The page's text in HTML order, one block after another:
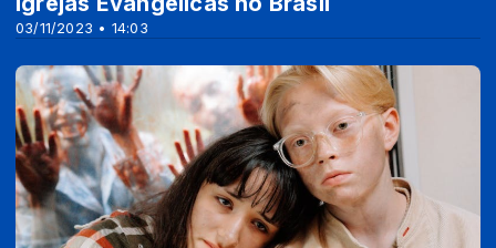
03/11/2023 • 14:03